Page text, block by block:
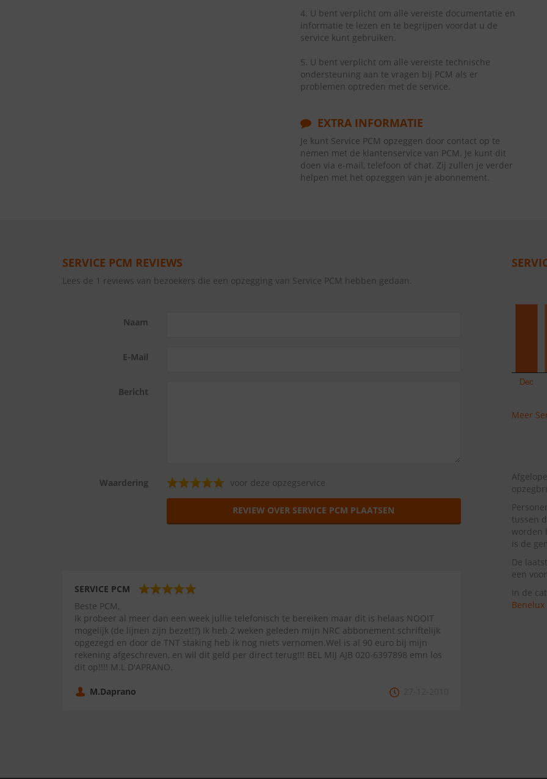
4. U bent verplicht om alle vereiste documentatie en
informatie te lezen en te begrijpen voordat u de
service kunt gebruiken.
5. U bent verplicht om alle vereiste technische
ondersteuning aan te vragen bij PCM als er
problemen optreden met de service.
EXTRA INFORMATIE
Je kunt Service PCM opzeggen door contact op te
nemen met de klantenservice van PCM. Je kunt dit
doen via e-mail, telefoon of chat. Zij zullen je verder
helpen met het opzeggen van je abonnement.
SERVICE PCM REVIEWS
Lees de 1 reviews van bezoekers die een opzegging van Service PCM hebben gedaan.
Naam
E-Mail
Bericht
Waardering voor deze opzegservice
REVIEW OVER SERVICE PCM PLAATSEN
SERVICE PCM
Beste PCM,
Ik probeer al meer dan een week jullie telefonisch te bereiken maar dit is helaas NOOIT
mogelijk (de lijnen zijn bezet!?) Ik heb 2 weken geleden mijn NRC abbonement schriftelijk
opgezegd en door de TNT staking heb ik nog niets vernomen.Wel is al 90 euro bij mijn
rekening afgeschreven, en wil dit geld per direct terug!!! BEL MIJ AJB 020-6397898 emn los
dit op!!!! M.L D'APRANO.
M.Daprano
Meer
tussen
worden
is de
De
een
In de
Benelux